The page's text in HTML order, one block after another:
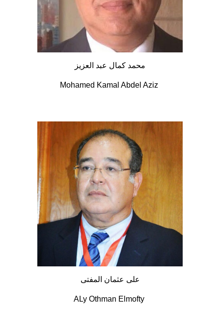
محمد كمال عبد العزيز
Mohamed Kamal Abdel Aziz
على عثمان المفتى
ALy Othman Elmofty